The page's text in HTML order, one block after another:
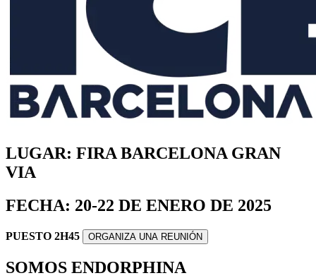
LUGAR: FIRA BARCELONA GRAN
VIA
FECHA: 20-22 DE ENERO DE 2025
PUESTO 2H45 ORGANIZA UNA REUNIÓN
SOMOS ENDORPHINA